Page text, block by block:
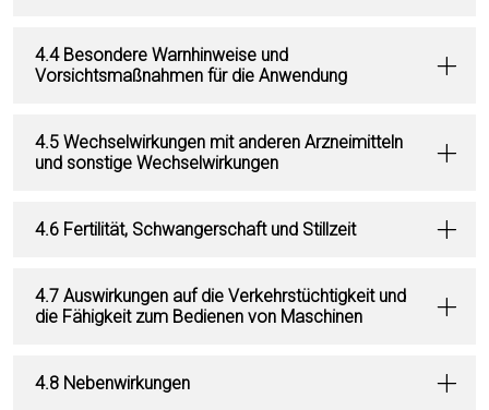
4.4 Besondere Warnhinweise und
Vorsichtsmaßnahmen für die Anwendung
4.5 Wechselwirkungen mit anderen Arzneimitteln
und sonstige Wechselwirkungen
4.6 Fertilität, Schwangerschaft und Stillzeit
4.7 Auswirkungen auf die Verkehrstüchtigkeit und
die Fähigkeit zum Bedienen von Maschinen
4.8 Nebenwirkungen